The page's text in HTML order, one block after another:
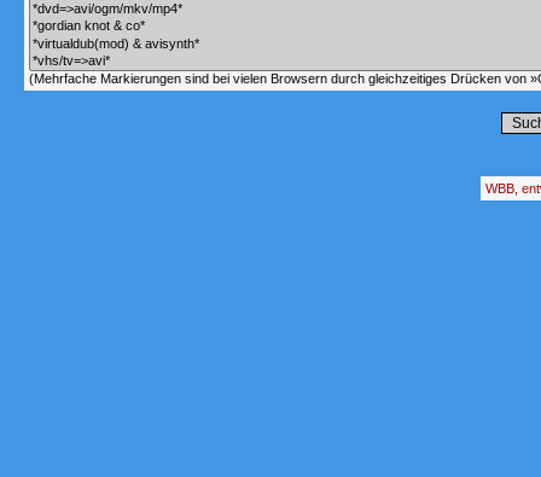
(Mehrfache Markierungen sind bei vielen Browsern durch gleichzeitiges Drücken von
WBB,